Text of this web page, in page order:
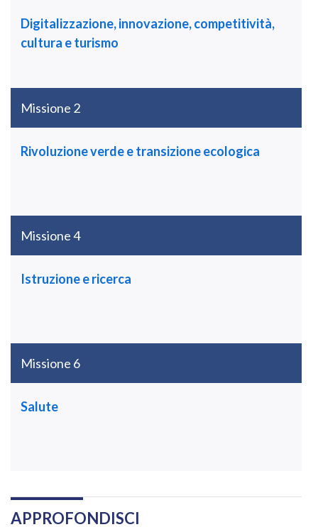
Digitalizzazione, innovazione, competitività,
cultura e turismo
Missione 2
Rivoluzione verde e transizione ecologica
Missione 4
Istruzione e ricerca
Missione 6
Salute
APPROFONDISCI